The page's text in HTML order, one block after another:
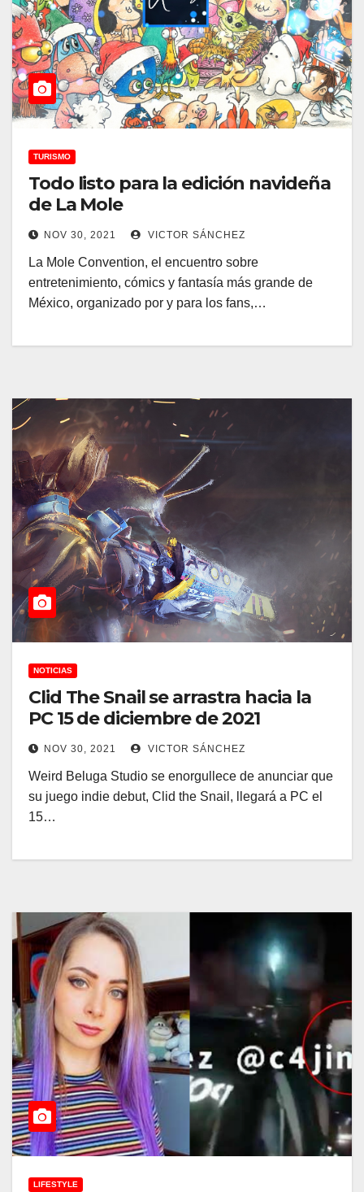
TURISMO
Todo listo para la edición navideña
de La Mole
NOV 30, 2021 VICTOR SÁNCHEZ
La Mole Convention, el encuentro sobre
entretenimiento, cómics y fantasía más grande de
México, organizado por y para los fans,…
NOTICIAS
Clid The Snail se arrastra hacia la
PC 15 de diciembre de 2021
NOV 30, 2021 VICTOR SÁNCHEZ
Weird Beluga Studio se enorgullece de anunciar que
su juego indie debut, Clid the Snail, llegará a PC el
15…
LIFESTYLE